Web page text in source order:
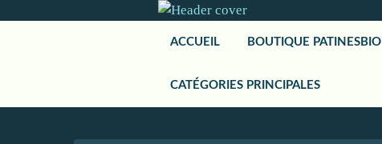
ACCUEIL BOUTIQUE PATINESBIO
CATÉGORIES PRINCIPALES